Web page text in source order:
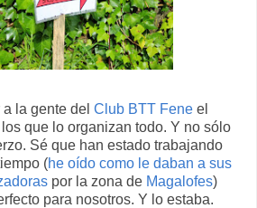
la gente del Club BTT Fene el
que lo organizan todo. Y no sólo
Sé que han estado trabajando
(he oído como le daban a sus
por la zona de Magalofes)
para nosotros. Y lo estaba.